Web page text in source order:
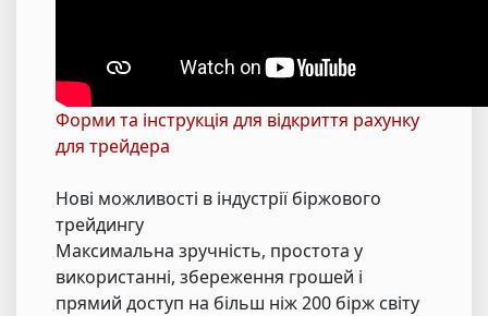
Форми та інструкція для відкриття рахунку
для трейдера
Нові можливості в індустрії біржового
трейдингу
Максимальна зручність, простота у
використанні, збереження грошей і
прямий доступ на більш ніж 200 бірж світу